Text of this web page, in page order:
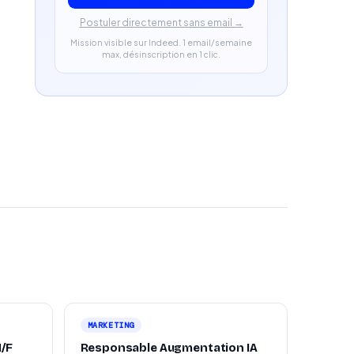
Postuler directement sans email →
Mission visible sur Indeed. 1 email/semaine
max, désinscription en 1 clic.
F
MARKETING
Responsable Augmentation IA